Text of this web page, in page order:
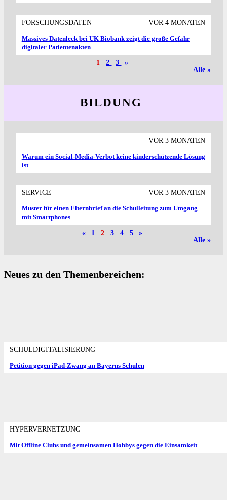
FORSCHUNGSDATEN VOR 4 MONATEN
Massives Datenleck bei UK Biobank zeigt die große Gefahr
digitaler Patientenakten
1 2 3
»
Alle »
BILDUNG
VOR 3 MONATEN
Warum ein Social-Media-Verbot keine kinderschützende Lösung
ist
SERVICE VOR 3 MONATEN
Muster für einen Eltern­brief an die Schul­leitung zum Umgang
mit Smart­phones
« 1 2 3 4 5
»
Alle »
Neues zu den Themenbereichen:
SCHULDIGITALISIERUNG
Petition gegen iPad-Zwang an Bayerns Schulen
HYPERVERNETZUNG
Mit Offline Clubs und gemeinsamen Hobbys gegen die Einsamkeit